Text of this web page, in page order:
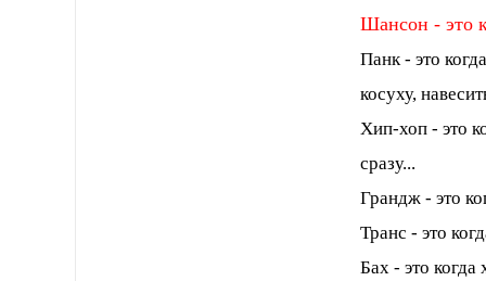
Шансон - это
Панк - это
косуху,
Хип-хоп - это
сразу...
Грандж - это
Транс - это
Бах - это